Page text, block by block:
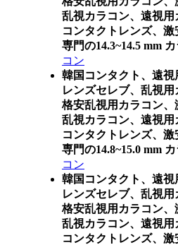
乱視カラコン、遠視用
コンタクトレンズ、
専門の14.3~14.5 mm
コン
韓国コンタクト、遠
レンズセレブ、乱視用
格安乱視用カラコン
乱視カラコン、遠視用
コンタクトレンズ、
専門の14.8~15.0 mm
コン
韓国コンタクト、遠
レンズセレブ、乱視用
格安乱視用カラコン
乱視カラコン、遠視用
コンタクトレンズ、